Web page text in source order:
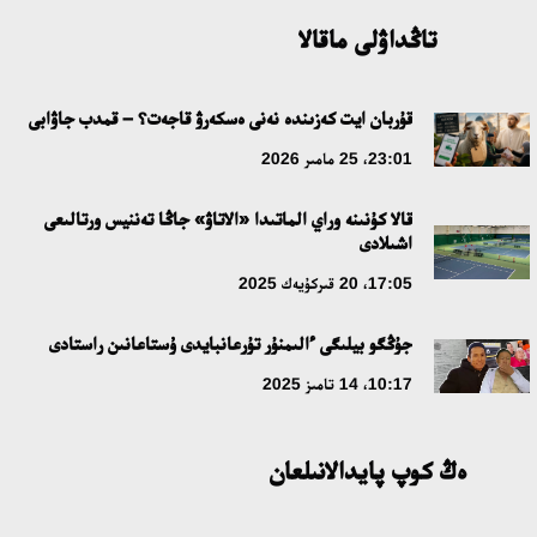
18:59، 20 شىلدە 2026
مە؟
18:16، 20 شىلدە 2026
ۇلتتىق ءارحيۆتىڭ اشىلعانىنا 20 جىل: نەگىزگى جەتىستىكتەرى مەن
دامۋ باعىتى
مەملەكەت باسشىسى كوبەيتۇز كولىنىڭ جاي-كۇيىنە نازار اۋداردى
تاڭداۋلى ماقالا
قۇربان ايت كەزىندە نەنى ەسكەرۋ قاجەت؟ – قمدب جاۋابى
23:01، 25 مامىر 2026
قالا كۇنىنە وراي الماتىدا «الاتاۋ» جاڭا تەننيس ورتالىعى
اشىلادى
17:05، 20 قىركۇيەك 2025
جۇڭگو بيلىگى ءالىمنۇر تۇرعانبايدى ۇستاعانىن راستادى
10:17، 14 تامىز 2025
ەڭ كوپ پايدالانىلعان